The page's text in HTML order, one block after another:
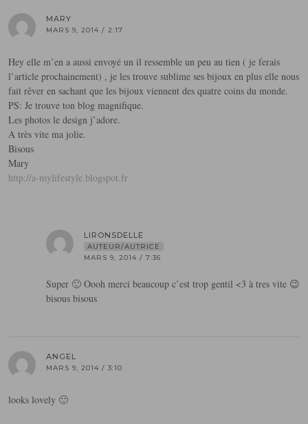
MARY
MARS 9, 2014 / 2:17
Hey elle m’en a aussi envoyé un il ressemble un peu au tien ( je ferais
l’article prochainement) , je les trouve sublime ses bijoux en plus elle nous
fait rêver en sachant que les bijoux viennent des quatre coins du monde.
PS: Je trouve ton blog magnifique.
Les photos le design j’adore.
A très vite ma jolie.
Bisous
Mary
http://a-mylifestyle.blogspot.fr
LIRONSDELLE
AUTEUR/AUTRICE
MARS 9, 2014 / 7:36
Super 🙂 Oooh merci beaucoup c’est trop gentil <3 à tres vite 😉
bisous bisous
ANGEL
MARS 9, 2014 / 3:10
looks lovely 🙂